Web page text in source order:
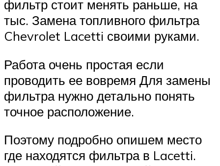
фильтр стоит менять раньше, на
тыс. Замена топливного фильтра
Chevrolet Lacetti своими руками.
Работа очень простая если
проводить ее вовремя Для замены
фильтра нужно детально понять
точное расположение.
Поэтому подробно опишем место
где находятся фильтра в Lacetti.